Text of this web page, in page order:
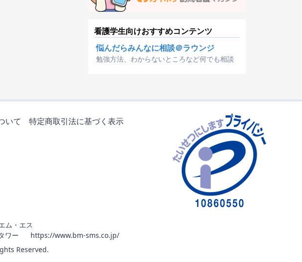
看護学生向けおすすめコンテンツ
悩んだらみんなに相談＠ラウンジ
勉強方法、わからないところなど何でも相談
いて 特定商取引法に基づく表示
ム・エス
ワー
https://www.bm-sms.co.jp/
Reserved.